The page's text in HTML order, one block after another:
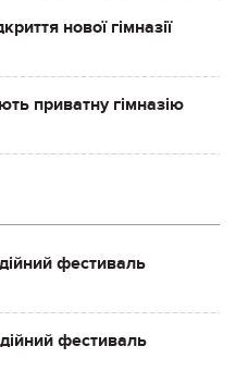
нової гімназії
приватну гімназію
фестиваль
фестиваль